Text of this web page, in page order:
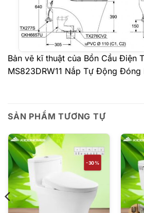
Bản vẽ kĩ thuật của Bồn Cầu Điện
MS823DRW11 Nắp Tự Động Đóng
SẢN PHẨM TƯƠNG TỰ
-30%